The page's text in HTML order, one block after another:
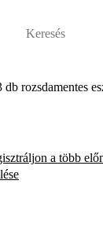
rozsdamentes
a több